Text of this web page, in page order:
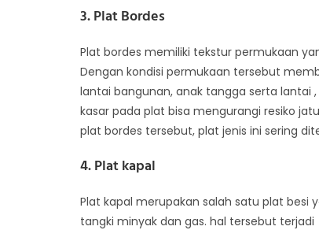
3. Plat Bordes
Plat bordes memiliki tekstur permukaan
Dengan kondisi permukaan tersebut
lantai bangunan, anak tangga serta lantai
kasar pada plat bisa mengurangi resiko
plat bordes tersebut, plat jenis ini sering
4. Plat kapal
Plat kapal merupakan salah satu plat besi
tangki minyak dan gas. hal tersebut